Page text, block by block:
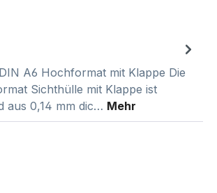
A6 Hochformat mit Klappe Die
Sichthülle mit Klappe ist
aus 0,14 mm dic… Mehr